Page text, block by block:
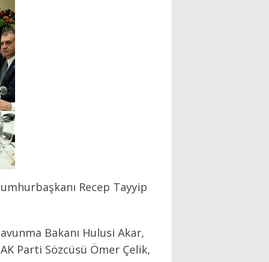
Recep Tayyip
Bakanı Hulusi Akar,
Parti Sözcüsü Ömer Çelik,